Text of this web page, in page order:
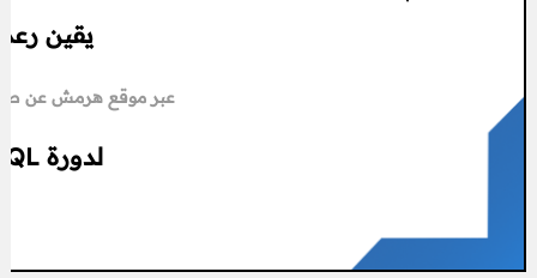
يقين رعد
عبر موقع هرمش عن
لدورة